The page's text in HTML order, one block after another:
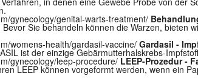
gynecology/genital-warts-treatment/
Sie behandeln können die Warzen, bieten
womens-health/gardasil-vaccine/ Gardasil -
ist der einzige Gebärmutterhalskrebs-
gynecology/leep-procedure/ LEEP-Prozedur -
LEEP können vorgeformt werden, wenn ein